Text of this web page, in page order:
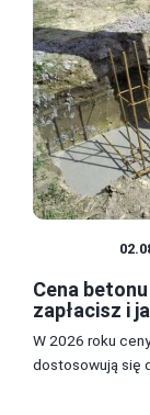
Cena
zapłacisz i
W 2026 roku
dostosowują się